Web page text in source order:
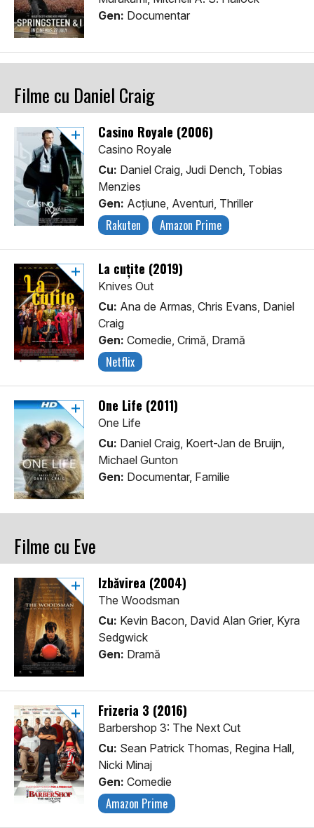
Gen: Documentar
Filme cu Daniel Craig
Casino Royale (2006)
Casino Royale
Cu: Daniel Craig, Judi Dench, Tobias
Menzies
Gen: Acţiune, Aventuri, Thriller
Rakuten Amazon Prime
La cuțite (2019)
Knives Out
Cu: Ana de Armas, Chris Evans, Daniel
Craig
Gen: Comedie, Crimă, Dramă
Netflix
One Life (2011)
One Life
Cu: Daniel Craig, Koert-Jan de Bruijn,
Michael Gunton
Gen: Documentar, Familie
Filme cu Eve
Izbăvirea (2004)
The Woodsman
Cu: Kevin Bacon, David Alan Grier, Kyra
Sedgwick
Gen: Dramă
Frizeria 3 (2016)
Barbershop 3: The Next Cut
Cu: Sean Patrick Thomas, Regina Hall,
Nicki Minaj
Gen: Comedie
Amazon Prime